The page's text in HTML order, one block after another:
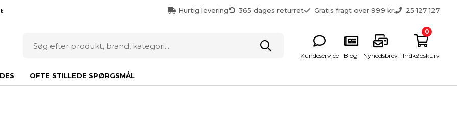
Hurtig levering 365 dages returret Gratis fragt over 999 kr. 25 127 127
Kundeservice Blog Nyhedsbrev Indkøbskurv
0
OFTE STILLEDE SPØRGSMÅL